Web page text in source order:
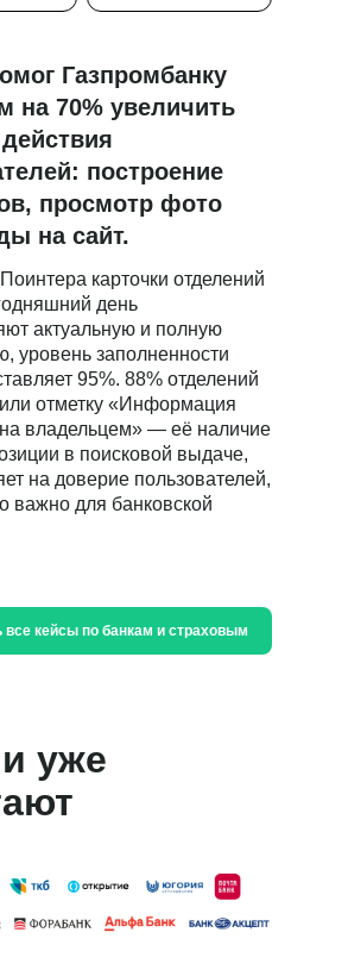
Газпромбанку
на 70% увеличить
построение
просмотр фото
на сайт.
карточки отделений
день
актуальную и полную
уровень заполненности
95%. 88% отделений
отметку «Информация
владельцем» — её наличие
в поисковой выдаче,
на доверие пользователей,
важно для банковской
все кейсы по банкам и страховым
уже
персональных данных
конфиденциальности